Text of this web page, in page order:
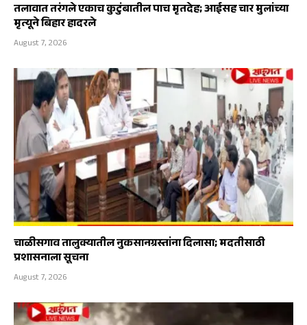
तलावात तरंगले एकाच कुटुंबातील पाच मृतदेह; आईसह चार मुलांच्या
मृत्यूने बिहार हादरले
August 7, 2026
चाळीसगाव तालुक्यातील नुकसानग्रस्तांना दिलासा; मदतीसाठी
प्रशासनाला सूचना
August 7, 2026